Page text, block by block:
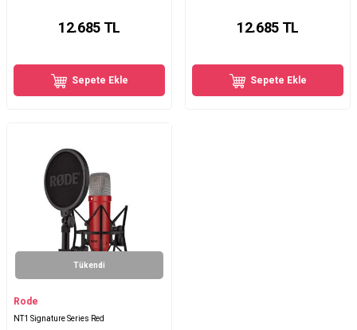
12.685TL
Sepete Ekle
12.685TL
Sepete Ekle
Tükendi
Rode
NT1 Signature Series Red